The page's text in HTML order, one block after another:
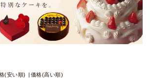
(安い順) 価格(高い順)